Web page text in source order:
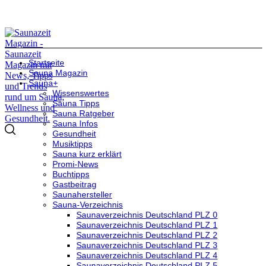
Startseite
Sauna Magazin
Sauna+
Wissenswertes
Sauna Tipps
Sauna Ratgeber
Sauna Infos
Gesundheit
Musiktipps
Sauna kurz erklärt
Promi-News
Buchtipps
Gastbeitrag
Saunahersteller
Sauna-Verzeichnis
Saunaverzeichnis Deutschland PLZ 0
Saunaverzeichnis Deutschland PLZ 1
Saunaverzeichnis Deutschland PLZ 2
Saunaverzeichnis Deutschland PLZ 3
Saunaverzeichnis Deutschland PLZ 4